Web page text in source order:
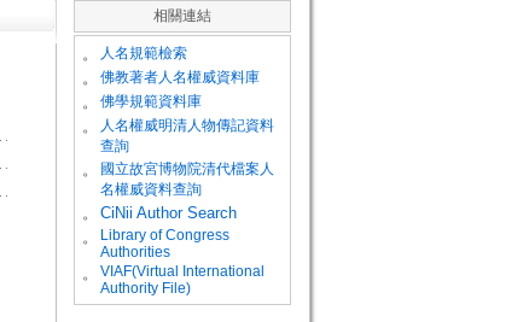
相關連結
。 人名規範檢索
。 佛教著者人名權威資料庫
。 佛學規範資料庫
。
人名權威明清人物傳記資料
查詢
。
國立故宮博物院清代檔案人
名權威資料查詢
。
CiNii Author Search
。
Library of Congress
Authorities
。
VIAF(Virtual International
Authority File)